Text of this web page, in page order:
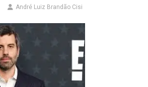
André Luiz Brandão Cisi